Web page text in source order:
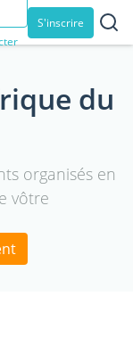
S'inscrire
du
organisés en
vôtre